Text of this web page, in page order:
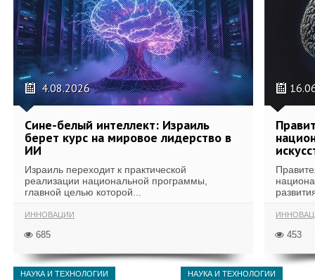
4.08.2026
Сине-белый интеллект: Израиль
берет курс на мировое лидерство в
ИИ
Израиль переходит к практической
реализации национальной программы,
главной целью которой...
ИННОВАЦИИ
685 453
НАУКА И ТЕХНОЛОГИИ НАУКА И ТЕХНОЛОГИИ